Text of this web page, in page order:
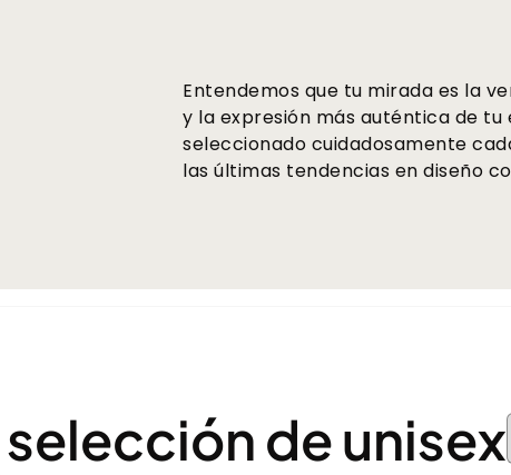
Entendemos que tu mirada es la
y la expresión más auténtica de tu
seleccionado cuidadosamente
las últimas tendencias en diseño
de unisex